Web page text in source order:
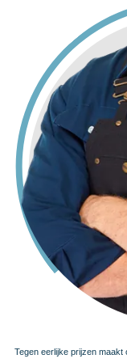
Tegen eerlijke prijzen